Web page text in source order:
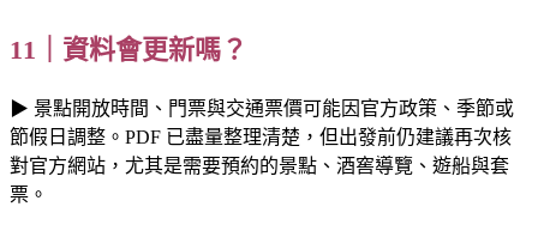
11｜資料會更新嗎？
▶ 景點開放時間、門票與交通票價可能因官方政策、季節或
節假日調整。PDF 已盡量整理清楚，但出發前仍建議再次核
對官方網站，尤其是需要預約的景點、酒窖導覽、遊船與套
票。